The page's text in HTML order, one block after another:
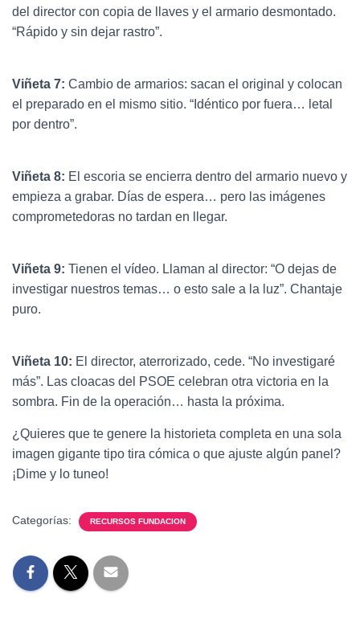
del director con copia de llaves y el armario desmontado.
“Rápido y sin dejar rastro”.
Viñeta 7: Cambio de armarios: sacan el original y colocan
el preparado en el mismo sitio. “Idéntico por fuera… letal
por dentro”.
Viñeta 8: El escoria se encierra dentro del armario nuevo y
empieza a grabar. Días de espera… pero las imágenes
comprometedoras no tardan en llegar.
Viñeta 9: Tienen el vídeo. Llaman al director: “O dejas de
investigar nuestros temas… o esto sale a la luz”. Chantaje
puro.
Viñeta 10: El director, aterrorizado, cede. “No investigaré
más”. Las cloacas del PSOE celebran otra victoria en la
sombra. Fin de la operación… hasta la próxima.
¿Quieres que te genere la historieta completa en una sola
imagen gigante tipo tira cómica o que ajuste algún panel?
¡Dime y lo tuneo!
Categorías: RECURSOS FUNDACION